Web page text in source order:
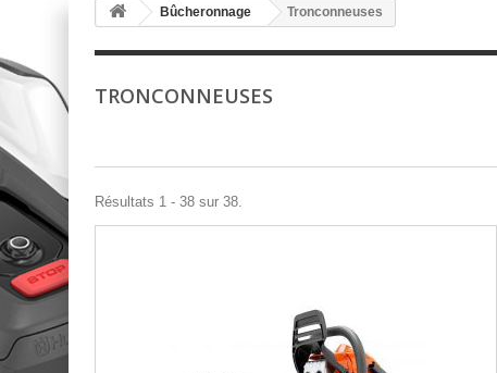
Bûcheronnage Tronconneuses
TRONCONNEUSES
Résultats 1 - 38 sur 38.